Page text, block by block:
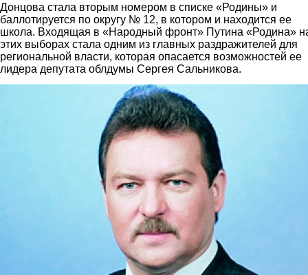
Донцова стала вторым номером в списке «Родины» и
баллотируется по округу № 12, в котором и находится ее
школа. Входящая в «Народный фронт» Путина «Родина»
этих выборах стала одним из главных раздражителей для
региональной власти, которая опасается возможностей ее
лидера депутата облдумы Сергея Сальникова.
salnikov_sergey_0_0.jpg